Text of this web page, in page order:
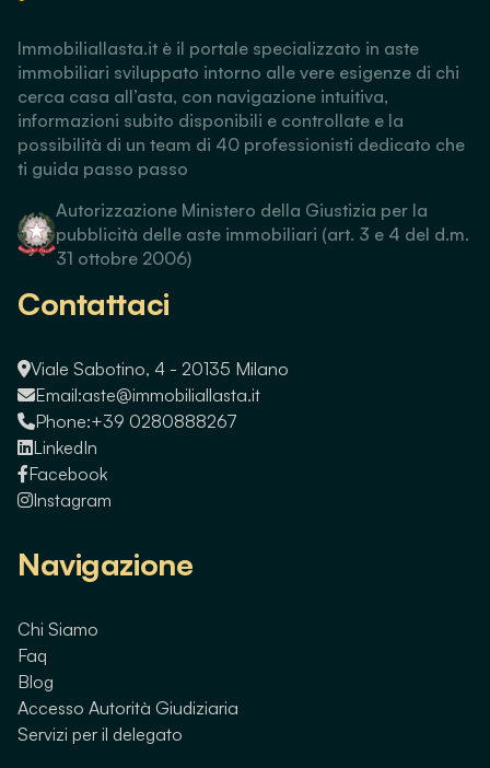
Immobiliallasta.it è il portale specializzato in aste
immobiliari sviluppato intorno alle vere esigenze di chi
cerca casa all’asta, con navigazione intuitiva,
informazioni subito disponibili e controllate e la
possibilità di un team di 40 professionisti dedicato che
ti guida passo passo
Autorizzazione Ministero della Giustizia per la
pubblicità delle aste immobiliari (art. 3 e 4 del d.m.
31 ottobre 2006)
Contattaci
Viale Sabotino, 4 - 20135 Milano
Email:aste@immobiliallasta.it
Phone:+39 0280888267
LinkedIn
Facebook
Instagram
Navigazione
Chi Siamo
Faq
Blog
Accesso Autorità Giudiziaria
Servizi per il delegato